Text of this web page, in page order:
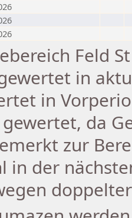
Feld
in
in
da
zur
in der